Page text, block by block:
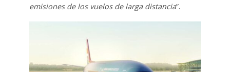
emisiones de los vuelos de larga distancia”.